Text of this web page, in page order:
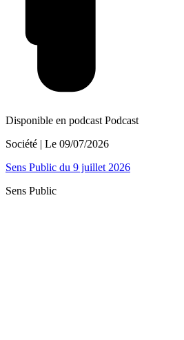
Disponible en podcast Podcast
Société | Le 09/07/2026
Sens Public du 9 juillet 2026
Sens Public